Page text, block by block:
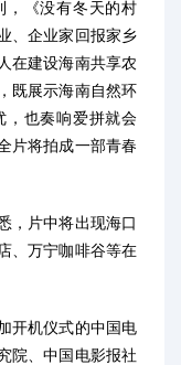
《没有冬天的村
、企业家回报家乡
在建设海南共享农
既展示海南自然环
，也奏响爱拼就会
片将拍成一部青春
片中将出现海口
、万宁咖啡谷等在
机仪式的中国电
院、中国电影报社